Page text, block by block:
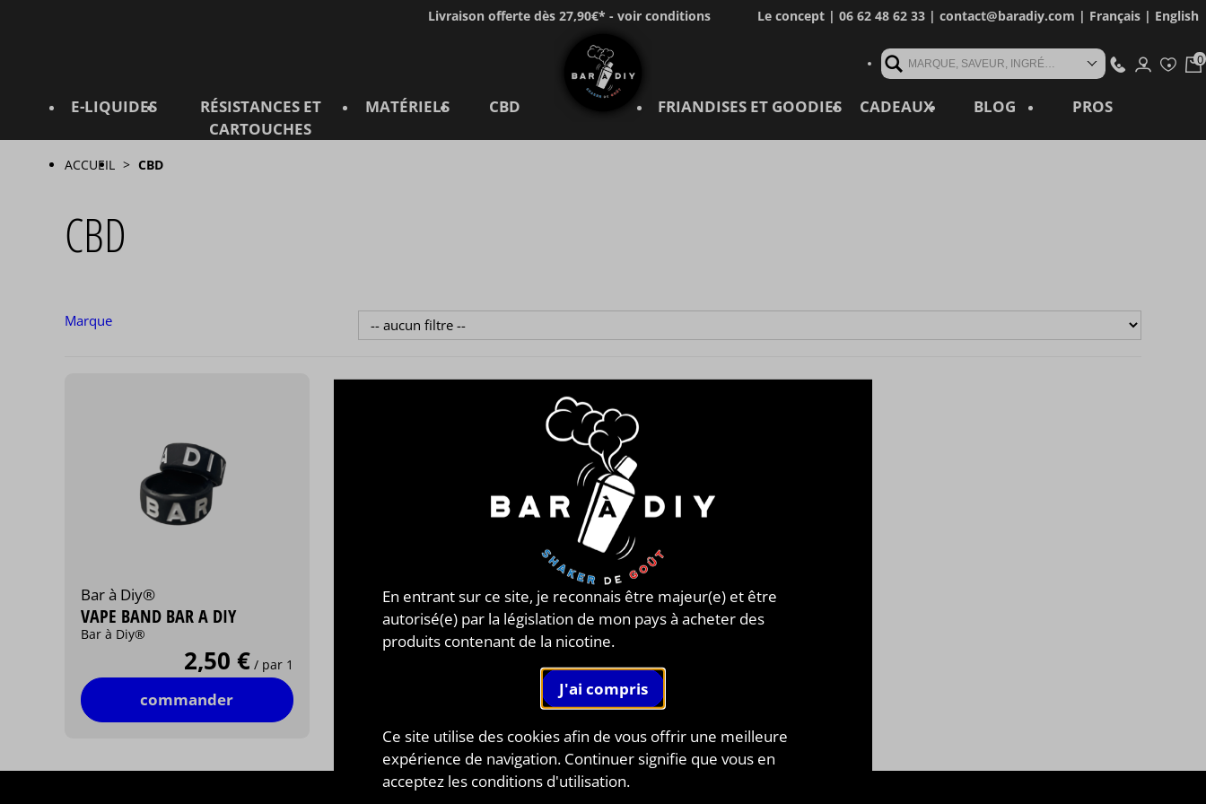
Livraison offerte dès 27,90€* - voir conditions Le concept| 06 62 48 62 33 | contact@baradiy.com | Français| English
MARQUE, SAVEUR, INGRÉDIENT, RÉFÉRENCE, MOT CLÉ...
E-LIQUIDES
RÉSISTANCES ET
CARTOUCHES
MATÉRIELS CBD FRIANDISES ET GOODIES CADEAUX BLOG PROS
ACCUEIL CBD
CBD
Marque
Bar à Diy®
VAPE BAND BAR A DIY
Bar à Diy®
2,50 € / par 1
commander
En entrant sur ce site, je reconnais être majeur(e) et être
autorisé(e) par la législation de mon pays à acheter des
produits contenant de la nicotine.
Ce site utilise des cookies afin de vous offrir une meilleure
expérience de navigation. Continuer signifie que vous en
acceptez les conditions d'utilisation.